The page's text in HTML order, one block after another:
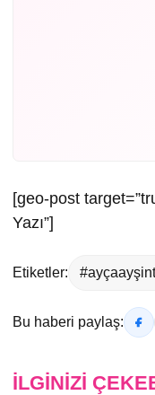
[geo-post
Yazı”]
Etiketler:
Bu haberi paylaş:
İLGINIZI